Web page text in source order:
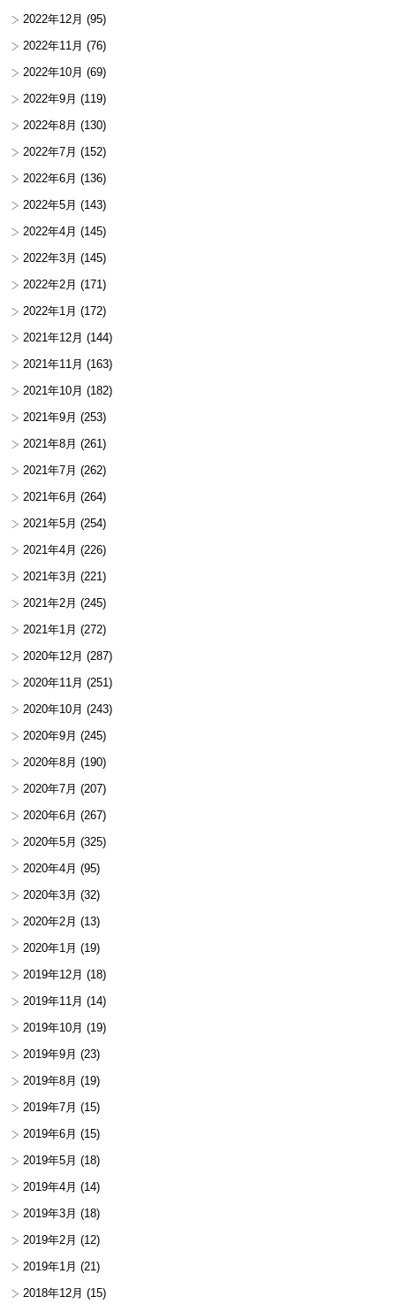
2022年12月 (95)
2022年11月 (76)
2022年10月 (69)
2022年9月 (119)
2022年8月 (130)
2022年7月 (152)
2022年6月 (136)
2022年5月 (143)
2022年4月 (145)
2022年3月 (145)
2022年2月 (171)
2022年1月 (172)
2021年12月 (144)
2021年11月 (163)
2021年10月 (182)
2021年9月 (253)
2021年8月 (261)
2021年7月 (262)
2021年6月 (264)
2021年5月 (254)
2021年4月 (226)
2021年3月 (221)
2021年2月 (245)
2021年1月 (272)
2020年12月 (287)
2020年11月 (251)
2020年10月 (243)
2020年9月 (245)
2020年8月 (190)
2020年7月 (207)
2020年6月 (267)
2020年5月 (325)
2020年4月 (95)
2020年3月 (32)
2020年2月 (13)
2020年1月 (19)
2019年12月 (18)
2019年11月 (14)
2019年10月 (19)
2019年9月 (23)
2019年8月 (19)
2019年7月 (15)
2019年6月 (15)
2019年5月 (18)
2019年4月 (14)
2019年3月 (18)
2019年2月 (12)
2019年1月 (21)
2018年12月 (15)